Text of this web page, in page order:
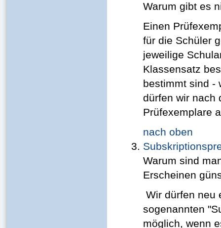
Warum gibt es
Einen
für die Schüler
jeweilige
Klassensatz
bestimmt sind -
dürfen wir nach
Prüfexemplare
nach oben
Warum sind
Erscheinen
Wir dürfen neu
sogenannten
möglich, wenn